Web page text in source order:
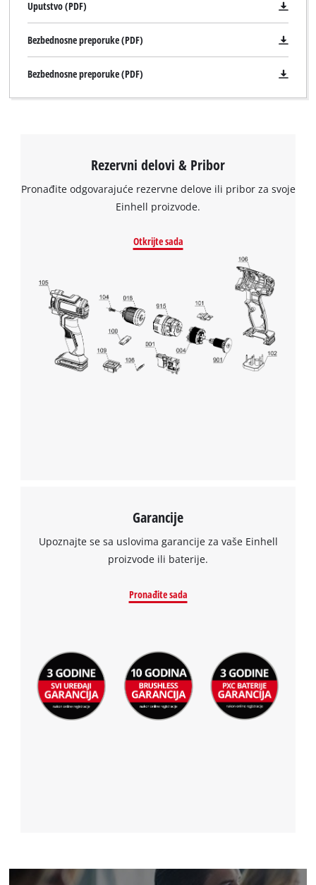
Uputstvo (PDF)
Bezbednosne preporuke (PDF)
Bezbednosne preporuke (PDF)
Rezervni delovi & Pribor
Pronađite odgovarajuće rezervne delove ili pribor za svoje
Einhell proizvode.
Otkrijte sada
Garancije
Upoznajte se sa uslovima garancije za vaše Einhell
proizvode ili baterije.
Pronađite sada